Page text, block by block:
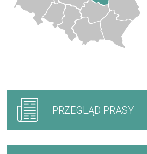
PRZEGLĄD PRASY